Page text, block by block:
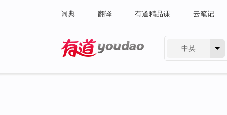
词典 翻译 有道精品课 云笔记
中英